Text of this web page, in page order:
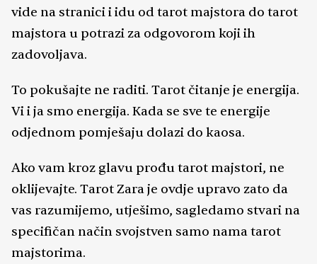
vide na stranici i idu od tarot majstora do tarot
majstora u potrazi za odgovorom koji ih
zadovoljava.
To pokušajte ne raditi. Tarot čitanje je energija.
Vi i ja smo energija. Kada se sve te energije
odjednom pomješaju dolazi do kaosa.
Ako vam kroz glavu prođu tarot majstori, ne
oklijevajte. Tarot Zara je ovdje upravo zato da
vas razumijemo, utješimo, sagledamo stvari na
specifičan način svojstven samo nama tarot
majstorima.